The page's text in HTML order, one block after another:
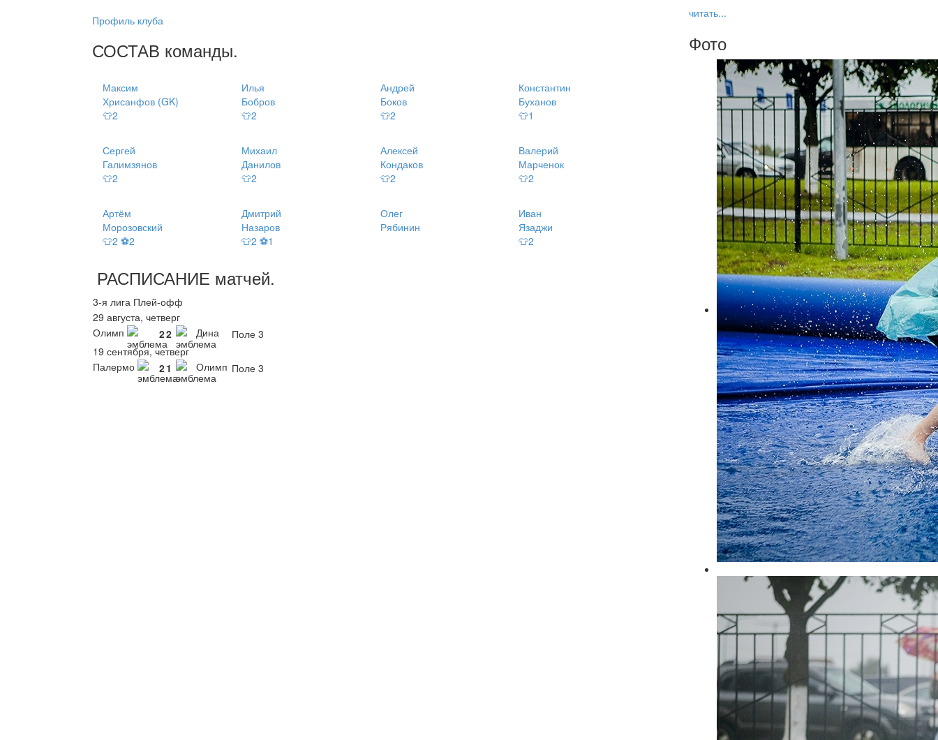
Профиль клуба
СОСТАВ команды.
Максим
Хрисанфов (GK)
👕2
Илья
Бобров
👕2
Андрей
Боков
👕2
Константин
Буханов
👕1
Сергей
Галимзянов
👕2
Михаил
Данилов
👕2
Алексей
Кондаков
👕2
Валерий
Марченок
👕2
Артём
Морозовский
👕2 ⚽2
Дмитрий
Назаров
👕2 ⚽1
Олег
Рябинин
Иван
Язаджи
👕2
РАСПИСАНИЕ матчей.
3-я лига Плей-офф
29 августа, четверг
Олимп
22 Дина
Поле 3
19 сентября, четверг
Палермо
21 Олимп Поле 3
читать...
Фото